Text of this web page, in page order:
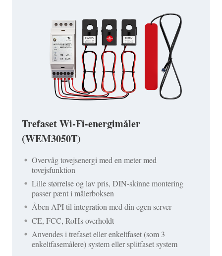
Trefaset Wi-Fi-energimåler
(WEM3050T)
Overvåg tovejsenergi med en meter med
tovejsfunktion
Lille størrelse og lav pris, DIN-skinne montering
passer pænt i målerboksen
Åben API til integration med din egen server
CE, FCC, RoHs overholdt
Anvendes i trefaset eller enkeltfaset (som 3
enkeltfasemålere) system eller splitfaset system